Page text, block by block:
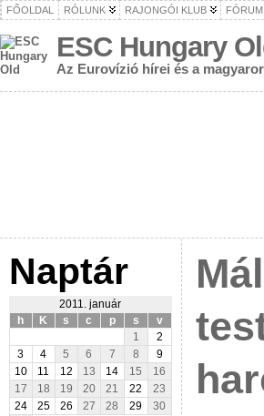
FŐOLDAL RÓLUNK RAJONGÓI KLUB FÓRUM
ESC Hungary
Az Eurovízió hírei és a
Naptár
2011. január
h
K s c p s
v
1
2
3
4 5 6 7 8
9
10
11 12 13 14 15
16
17
18 19 20 21 22
23
24
25 26 27 28 29
30